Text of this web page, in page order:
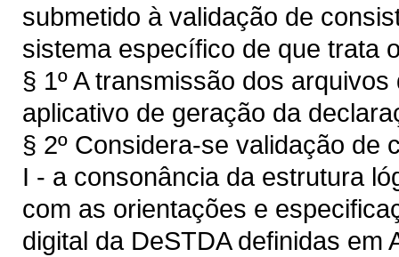
submetido à validação de
sistema específico de que trata
§ 1º A transmissão dos
aplicativo de geração da
§ 2º Considera-se validação de
I - a consonância da estrutura
com as orientações e
digital da DeSTDA definidas em